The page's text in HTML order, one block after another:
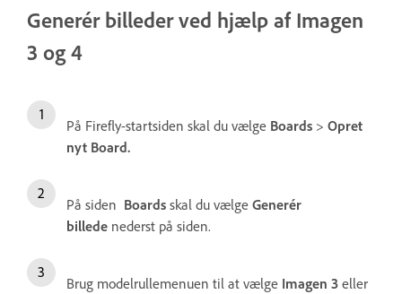
Generér billeder ved hjælp af Imagen
3 og 4
På Firefly-startsiden skal du vælge Boards > Opret
nyt Board.
På siden Boards skal du vælge Generér
billede nederst på siden.
Brug modelrullemenuen til at vælge Imagen 3 eller